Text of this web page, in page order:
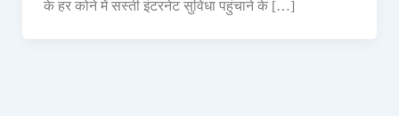
के हर कोने में सस्ती इंटरनेट सुविधा पहुंचाने के […]